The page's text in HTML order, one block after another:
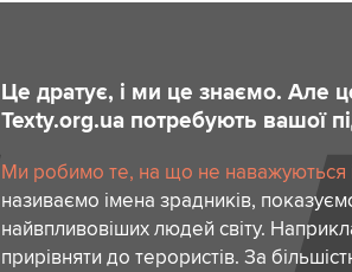
Це дратує, і ми це знаємо. Але
Texty.org.ua потребують вашої
Ми робимо те, на що не наважуються
називаємо імена зрадників,
найвпливовіших людей світу.
прирівняти до терористів. За